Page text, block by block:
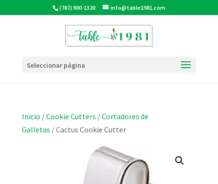
(787) 900-1320 info@table1981.com
Seleccionar página
Inicio /Cookie Cutters / Cortadores de
Galletas / Cactus Cookie Cutter